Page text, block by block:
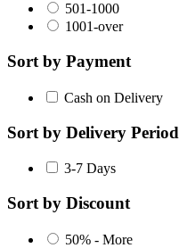
501-1000
1001-over
Sort by Payment
Cash on Delivery
Sort by Delivery Period
3-7 Days
Sort by Discount
50% - More